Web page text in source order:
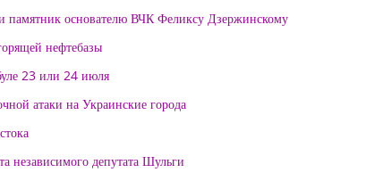
памятник основателю ВЧК Феликсу Дзержинскому
нефтебазы
23 или 24 июля
атаки на Украинские города
независимого депутата Шульги